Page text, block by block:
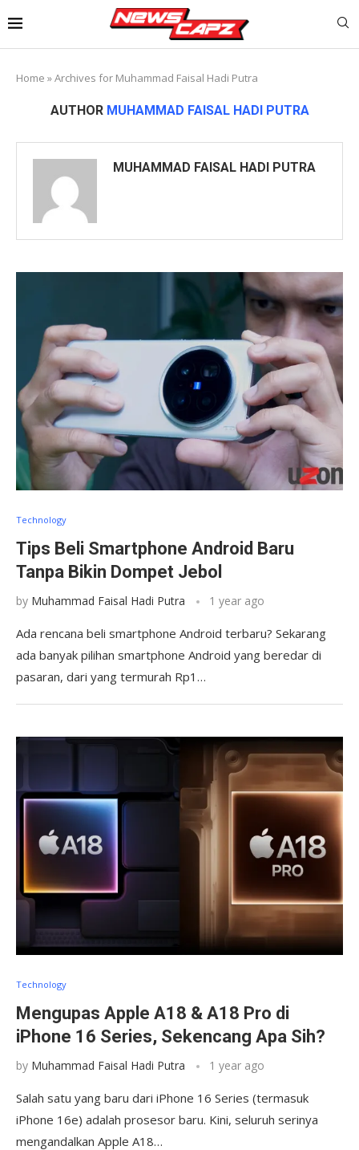
Home »Archives for Muhammad Faisal Hadi Putra
AUTHOR MUHAMMAD FAISAL HADI PUTRA
MUHAMMAD FAISAL HADI PUTRA
Technology
Tips Beli Smartphone Android Baru
Tanpa Bikin Dompet Jebol
by Muhammad Faisal Hadi Putra 1 year ago
Ada rencana beli smartphone Android terbaru? Sekarang
ada banyak pilihan smartphone Android yang beredar di
pasaran, dari yang termurah Rp1…
Technology
Mengupas Apple A18 & A18 Pro di
iPhone 16 Series, Sekencang Apa Sih?
by Muhammad Faisal Hadi Putra 1 year ago
Salah satu yang baru dari iPhone 16 Series (termasuk
iPhone 16e) adalah prosesor baru. Kini, seluruh serinya
mengandalkan Apple A18…